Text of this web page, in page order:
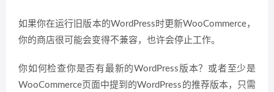
如果你在运行旧版本的WordPress时更新WooCommerce，
你的商店很可能会变得不兼容，也许会停止工作。
你如何检查你是否有最新的WordPress版本？或者至少是
WooCommerce页面中提到的WordPress的推荐版本，只需